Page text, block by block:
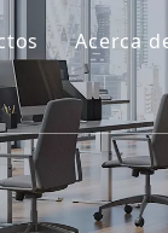
de
de
Acerca